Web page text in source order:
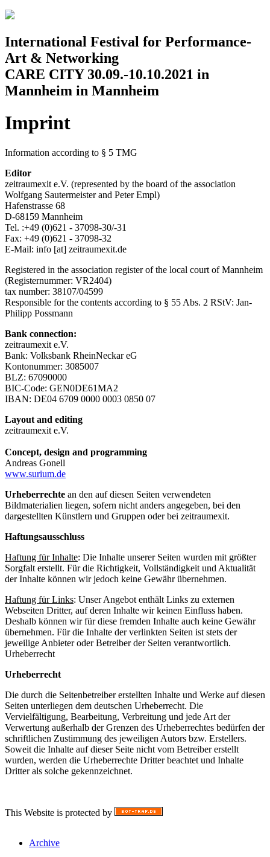
Jump to navigation
International Festival for Performance-
Art & Networking
CARE CITY 30.09.-10.10.2021 in
Mannheim in Mannheim
Imprint
Information according to § 5 TMG
Editor
zeitraumexit e.V. (represented by the board of the association
Wolfgang Sautermeister and Peter Empl)
Hafenstrasse 68
D-68159 Mannheim
Tel. :+49 (0)621 - 37098-30/-31
Fax: +49 (0)621 - 37098-32
E-Mail: info [at] zeitraumexit.de
Registered in the association register of the local court of Mannheim
(Registernummer: VR2404)
tax number: 38107/04599
Responsible for the contents according to § 55 Abs. 2 RStV: Jan-
Philipp Possmann
Bank connection:
zeitraumexit e.V.
Bank: Volksbank RheinNeckar eG
Kontonummer: 3085007
BLZ: 67090000
BIC-Code: GEN0DE61MA2
IBAN: DE04 6709 0000 0003 0850 07
Layout and editing
zeitraumexit e.V.
Concept, design and programming
Andreas Gonell
www.surium.de
Urheberrechte an den auf diesen Seiten verwendeten
Bildmaterialien liegen, sofern nicht anders angegeben, bei den
dargestellten Künstlern und Gruppen oder bei zeitraumexit.
Haftungsausschluss
Haftung für Inhalte: Die Inhalte unserer Seiten wurden mit größter
Sorgfalt erstellt. Für die Richtigkeit, Vollständigkeit und Aktualität
der Inhalte können wir jedoch keine Gewähr übernehmen.
Haftung für Links: Unser Angebot enthält Links zu externen
Webseiten Dritter, auf deren Inhalte wir keinen Einfluss haben.
Deshalb können wir für diese fremden Inhalte auch keine Gewähr
übernehmen. Für die Inhalte der verlinkten Seiten ist stets der
jeweilige Anbieter oder Betreiber der Seiten verantwortlich.
Urheberrecht
Urheberrecht
Die durch die Seitenbetreiber erstellten Inhalte und Werke auf diesen
Seiten unterliegen dem deutschen Urheberrecht. Die
Vervielfältigung, Bearbeitung, Verbreitung und jede Art der
Verwertung außerhalb der Grenzen des Urheberrechtes bedürfen der
schriftlichen Zustimmung des jeweiligen Autors bzw. Erstellers.
Soweit die Inhalte auf dieser Seite nicht vom Betreiber erstellt
wurden, werden die Urheberrechte Dritter beachtet und Inhalte
Dritter als solche gekennzeichnet.
This Website is protected by
Archive